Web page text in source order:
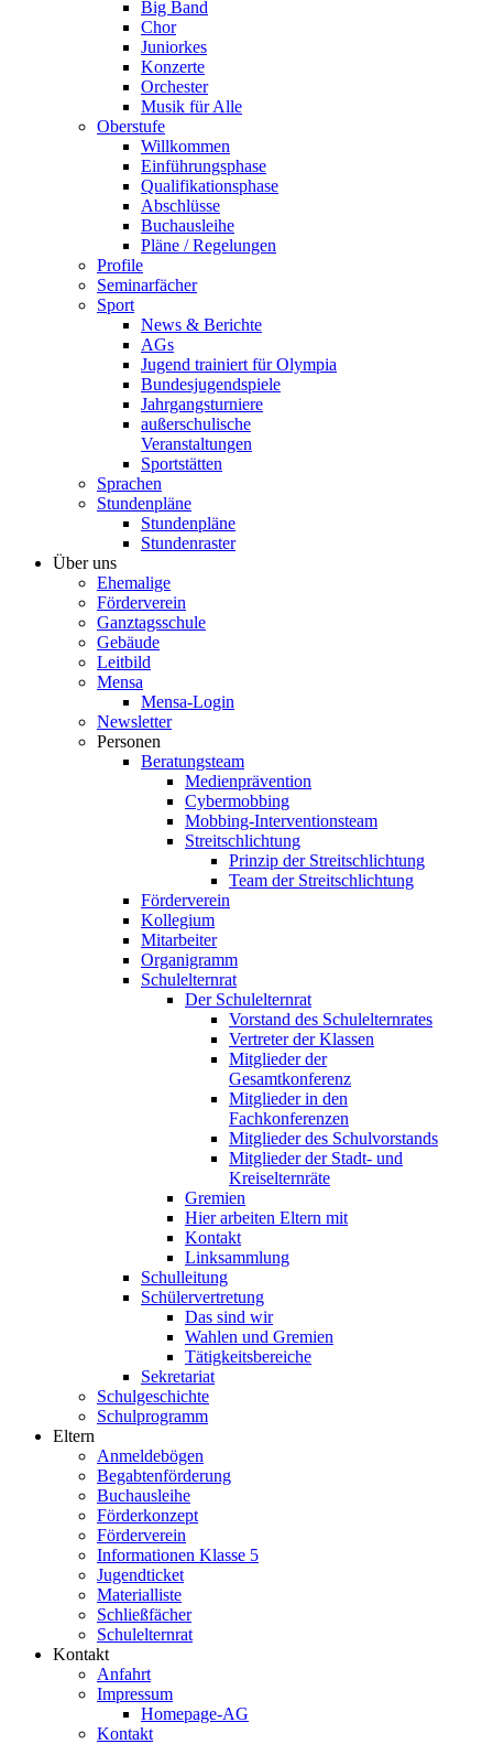
Big Band
Chor
Juniorkes
Konzerte
Orchester
Musik für Alle
Oberstufe
Willkommen
Einführungsphase
Qualifikationsphase
Abschlüsse
Buchausleihe
Pläne / Regelungen
Profile
Seminarfächer
Sport
News & Berichte
AGs
Jugend trainiert für Olympia
Bundesjugendspiele
Jahrgangsturniere
außerschulische
Veranstaltungen
Sportstätten
Sprachen
Stundenpläne
Stundenpläne
Stundenraster
Über uns
Ehemalige
Förderverein
Ganztagsschule
Gebäude
Leitbild
Mensa
Mensa-Login
Newsletter
Personen
Beratungsteam
Medienprävention
Cybermobbing
Mobbing-Interventionsteam
Streitschlichtung
Prinzip der Streitschlichtung
Team der Streitschlichtung
Förderverein
Kollegium
Mitarbeiter
Organigramm
Schulelternrat
Der Schulelternrat
Vorstand des Schulelternrates
Vertreter der Klassen
Mitglieder der
Gesamtkonferenz
Mitglieder in den
Fachkonferenzen
Mitglieder des Schulvorstands
Mitglieder der Stadt- und
Kreiselternräte
Gremien
Hier arbeiten Eltern mit
Kontakt
Linksammlung
Schulleitung
Schülervertretung
Das sind wir
Wahlen und Gremien
Tätigkeitsbereiche
Sekretariat
Schulgeschichte
Schulprogramm
Eltern
Anmeldebögen
Begabtenförderung
Buchausleihe
Förderkonzept
Förderverein
Informationen Klasse 5
Jugendticket
Materialliste
Schließfächer
Schulelternrat
Kontakt
Anfahrt
Impressum
Homepage-AG
Kontakt